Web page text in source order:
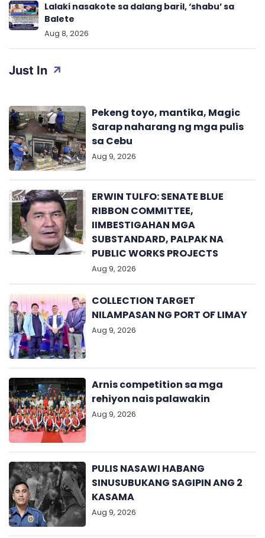
Just In
Pekeng toyo, mantika, Magic
Sarap naharang ng mga pulis
sa Cebu
Aug 9, 2026
ERWIN TULFO: SENATE BLUE
RIBBON COMMITTEE,
IIMBESTIGAHAN MGA
SUBSTANDARD, PALPAK NA
PUBLIC WORKS PROJECTS
Aug 9, 2026
COLLECTION TARGET
NILAMPASAN NG PORT OF LIMAY
Aug 9, 2026
Arnis competition sa mga
rehiyon nais palawakin
Aug 9, 2026
PULIS NASAWI HABANG
SINUSUBUKANG SAGIPIN ANG 2
KASAMA
Aug 9, 2026
Lalaki nasakote sa dalang baril, ‘shabu’ sa
Balete
Aug 8, 2026